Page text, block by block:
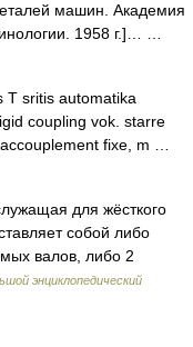
машин. Академия
1958 г.]… …
sritis automatika
coupling vok. starre
fixe, m …
для жёсткого
собой либо
валов, либо 2
энциклопедический